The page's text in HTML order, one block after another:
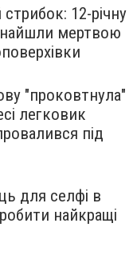
12-річну
мертвою
"проковтнула"
легковик
під
для селфі в
найкращі